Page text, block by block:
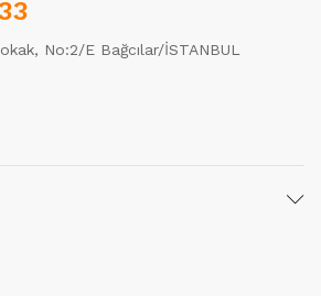
No:2/E Bağcılar/İSTANBUL